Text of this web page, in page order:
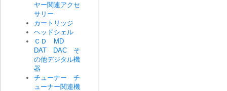
ヤー関連アクセ
サリー
カートリッジ
ヘッドシェル
ＣＤ MD
DAT DAC そ
の他デジタル機
器
チューナー チ
ューナー関連機